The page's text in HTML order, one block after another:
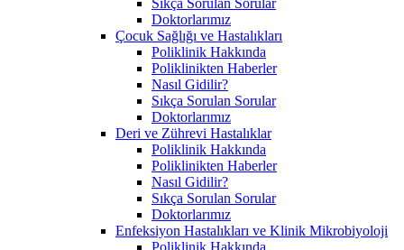
Doktorlarımız
Çocuk Sağlığı ve Hastalıkları
Poliklinik Hakkında
Poliklinikten Haberler
Nasıl Gidilir?
Sıkça Sorulan Sorular
Doktorlarımız
Deri ve Zührevi Hastalıklar
Poliklinik Hakkında
Poliklinikten Haberler
Nasıl Gidilir?
Sıkça Sorulan Sorular
Doktorlarımız
Enfeksiyon Hastalıkları ve Klinik Mikrobiyoloji
Poliklinik Hakkında